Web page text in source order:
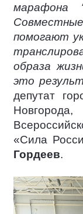
марафона
помогают
образа
это
депутат
«Сила
Гордеев.